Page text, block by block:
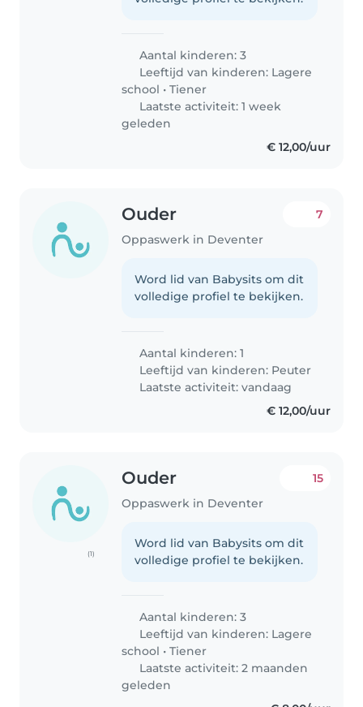
Aantal kinderen: 3
Leeftijd van kinderen: Lagere
school •Tiener
Laatste activiteit: 1 week
geleden
€ 12,00/uur
Ouder
Oppaswerk in Deventer
7
Word lid van Babysits om dit
volledige profiel te bekijken.
Aantal kinderen: 1
Leeftijd van kinderen: Peuter
Laatste activiteit: vandaag
€ 12,00/uur
(1)
Ouder
Oppaswerk in Deventer
15
Word lid van Babysits om dit
volledige profiel te bekijken.
Aantal kinderen: 3
Leeftijd van kinderen: Lagere
school •Tiener
Laatste activiteit: 2 maanden
geleden